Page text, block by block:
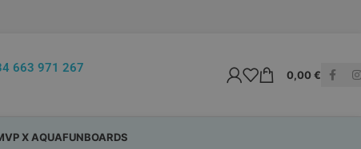
663 971 267 0,00€
X AQUAFUNBOARDS